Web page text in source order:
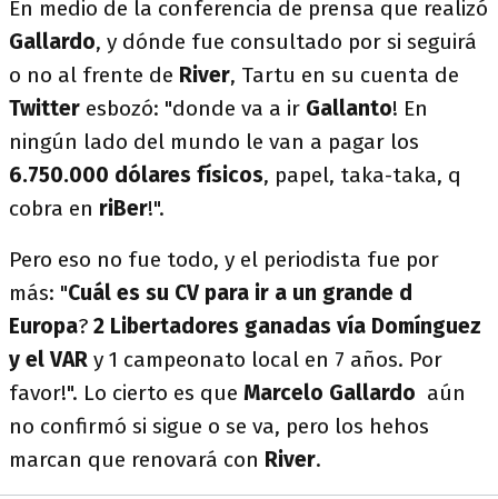
En medio de la conferencia de prensa que realizó
Gallardo, y dónde fue consultado por si seguirá
o no al frente de River, Tartu en su cuenta de
Twitter esbozó: "donde va a ir Gallanto! En
ningún lado del mundo le van a pagar los
6.750.000 dólares físicos, papel, taka-taka, q
cobra en riBer!".
Pero eso no fue todo, y el periodista fue por
más: "Cuál es su CV para ir a un grande d
Europa? 2 Libertadores ganadas vía Domínguez
y el VAR y 1 campeonato local en 7 años. Por
favor!". Lo cierto es que Marcelo Gallardo aún
no confirmó si sigue o se va, pero los hehos
marcan que renovará con River.